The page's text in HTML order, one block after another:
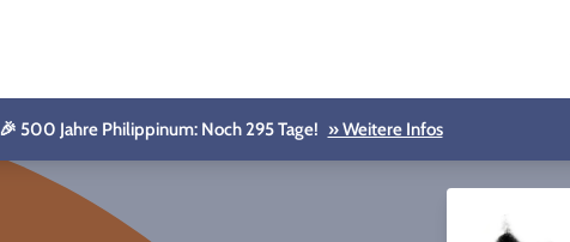
🎉 500 Jahre Philippinum: Noch 295 Tage! » Weitere Infos